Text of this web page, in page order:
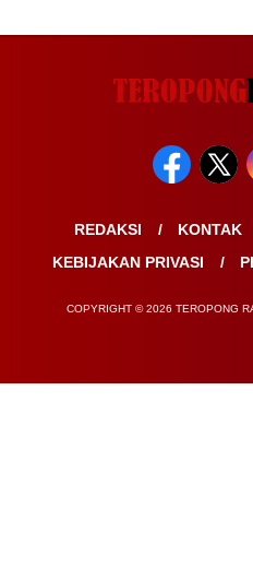
REDAKSI KONTAK
KEBIJAKAN PRIVASI
COPYRIGHT © 2026 TEROPONG